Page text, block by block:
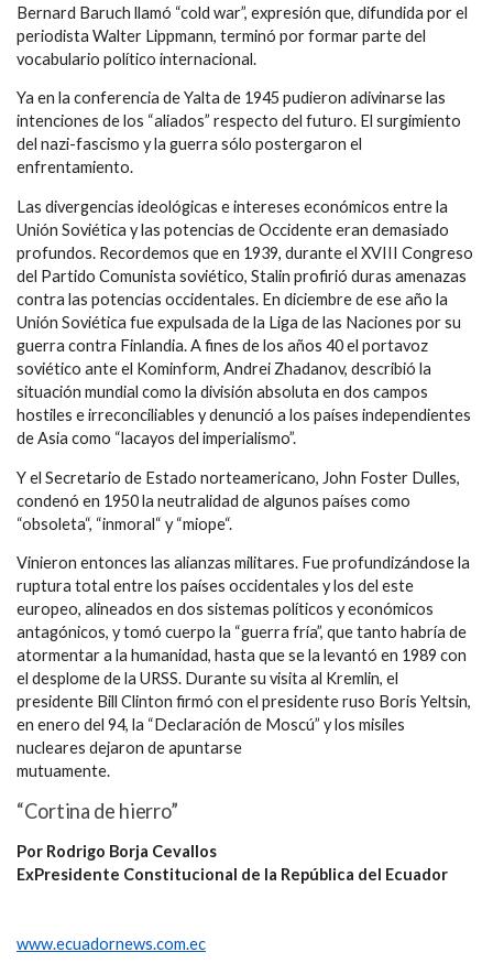
Bernard Baruch llamó “cold war”, expresión que, difundida por el
periodista Walter Lippmann, terminó por formar parte del
vocabulario político internacional.
Ya en la conferencia de Yalta de 1945 pudieron adivinarse las
intenciones de los “aliados” respecto del futuro. El surgimiento
del nazi-fascismo y la guerra sólo postergaron el
enfrentamiento.
Las divergencias ideológicas e intereses económicos entre la
Unión Soviética y las potencias de Occidente eran demasiado
profundos. Recordemos que en 1939, durante el XVIII Congreso
del Partido Comunista soviético, Stalin profirió duras amenazas
contra las potencias occidentales. En diciembre de ese año la
Unión Soviética fue expulsada de la Liga de las Naciones por su
guerra contra Finlandia. A fines de los años 40 el portavoz
soviético ante el Kominform, Andrei Zhadanov, describió la
situación mundial como la división absoluta en dos campos
hostiles e irreconciliables y denunció a los países independientes
de Asia como “lacayos del imperialismo”.
Y el Secretario de Estado norteamericano, John Foster Dulles,
condenó en 1950 la neutralidad de algunos países como
“obsoleta“, “inmoral“ y “miope“.
Vinieron entonces las alianzas militares. Fue profundizándose la
ruptura total entre los países occidentales y los del este
europeo, alineados en dos sistemas políticos y económicos
antagónicos, y tomó cuerpo la “guerra fría”, que tanto habría de
atormentar a la humanidad, hasta que se la levantó en 1989 con
el desplome de la URSS. Durante su visita al Kremlin, el
presidente Bill Clinton firmó con el presidente ruso Boris Yeltsin,
en enero del 94, la “Declaración de Moscú” y los misiles
nucleares dejaron de apuntarse
mutuamente.
“Cortina de hierro”
Por Rodrigo Borja Cevallos
ExPresidente Constitucional de la República del Ecuador
www.ecuadornews.com.ec